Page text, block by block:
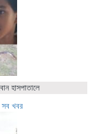
হাসপাতালে
সব খবর